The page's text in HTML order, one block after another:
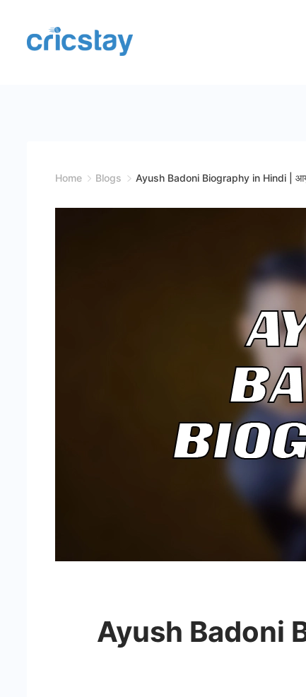
content
Teams
Home Blogs Ayush Badoni Biography in Hindi | आयुष
Ayush Badoni